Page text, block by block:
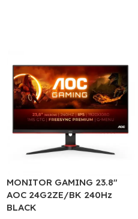
MONITOR GAMING 23.8″
AOC 24G2ZE/BK 240Hz
BLACK